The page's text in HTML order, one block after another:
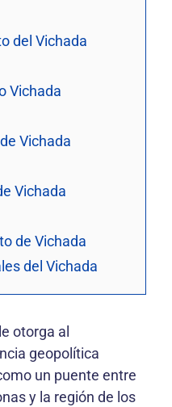
del Vichada
Vichada
Vichada
Vichada
de Vichada
del Vichada
otorga al
geopolítica
un puente entre
y la región de los